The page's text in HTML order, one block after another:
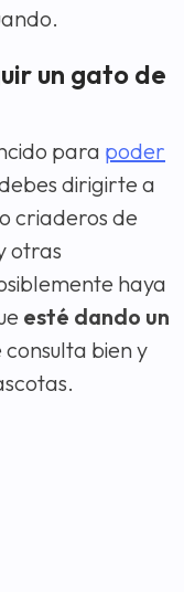
un gato de
para poder
dirigirte a
criaderos de
otras
haya
esté dando un
consulta bien y